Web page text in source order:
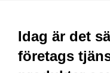
Idag är det
företags